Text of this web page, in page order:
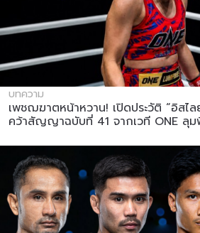
บทความ
เพชฌฆาตหน้าหวาน! เปิดประวัติ “อิสไล
คว้าสัญญาฉบับที่ 41 จากเวที ONE ลุ